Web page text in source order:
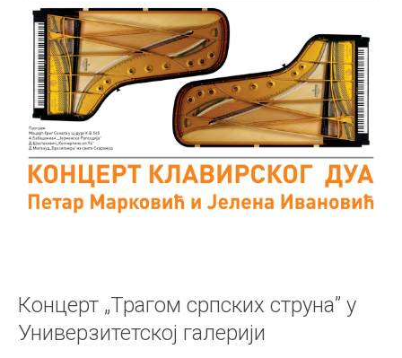
Концерт „Трагом српских струна” у
Универзитетској галерији